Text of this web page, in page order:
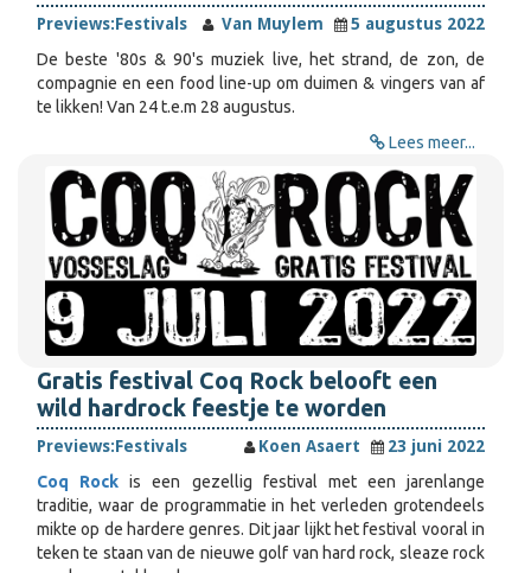
Previews:Festivals Van Muylem
5 augustus 2022
De beste '80s & 90's muziek live, het strand, de zon, de
compagnie en een food line-up om duimen & vingers van af
te likken! Van 24 t.e.m 28 augustus.
Lees meer...
Gratis festival Coq Rock belooft een
wild hardrock feestje te worden
Previews:Festivals Koen Asaert
23 juni 2022
Coq Rock is een gezellig festival met een jarenlange
traditie, waar de programmatie in het verleden grotendeels
mikte op de hardere genres. Dit jaar lijkt het festival vooral in
teken te staan van de nieuwe golf van hard rock, sleaze rock